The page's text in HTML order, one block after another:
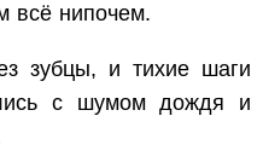
всё нипочем.
зубцы, и тихие шаги
с шумом дождя и